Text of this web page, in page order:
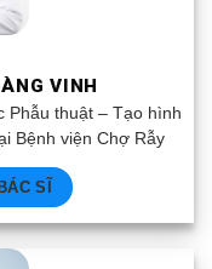
VINH
Phẫu thuật – Tạo hình
Bệnh viện Chợ Rẫy
SĨ